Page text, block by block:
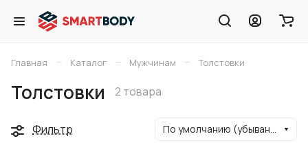
Главная – Каталог – Мужчинам – Толстовки
Толстовки 2 товара
Фильтр По умолчанию (убывание)